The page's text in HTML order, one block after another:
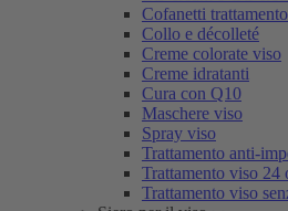
Cofanetti
Collo e décolleté
Creme colorate viso
Creme idratanti
Cura con Q10
Maschere viso
Spray viso
Trattamento anti-
Trattamento viso 24
Trattamento viso